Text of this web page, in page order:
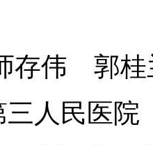
存伟 郭
三人民